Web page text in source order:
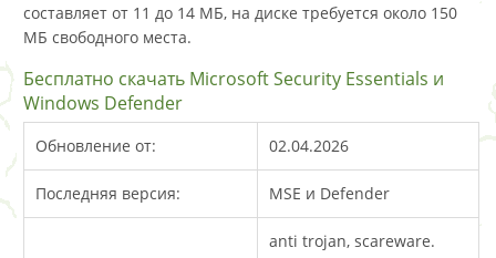
составляет от 11 до 14 МБ, на диске требуется около 150
МБ свободного места.
Бесплатно скачать Microsoft Security Essentials и
Windows Defender
Обновление от: 02.04.2026
Последняя версия: MSE и Defender
anti trojan, scareware.